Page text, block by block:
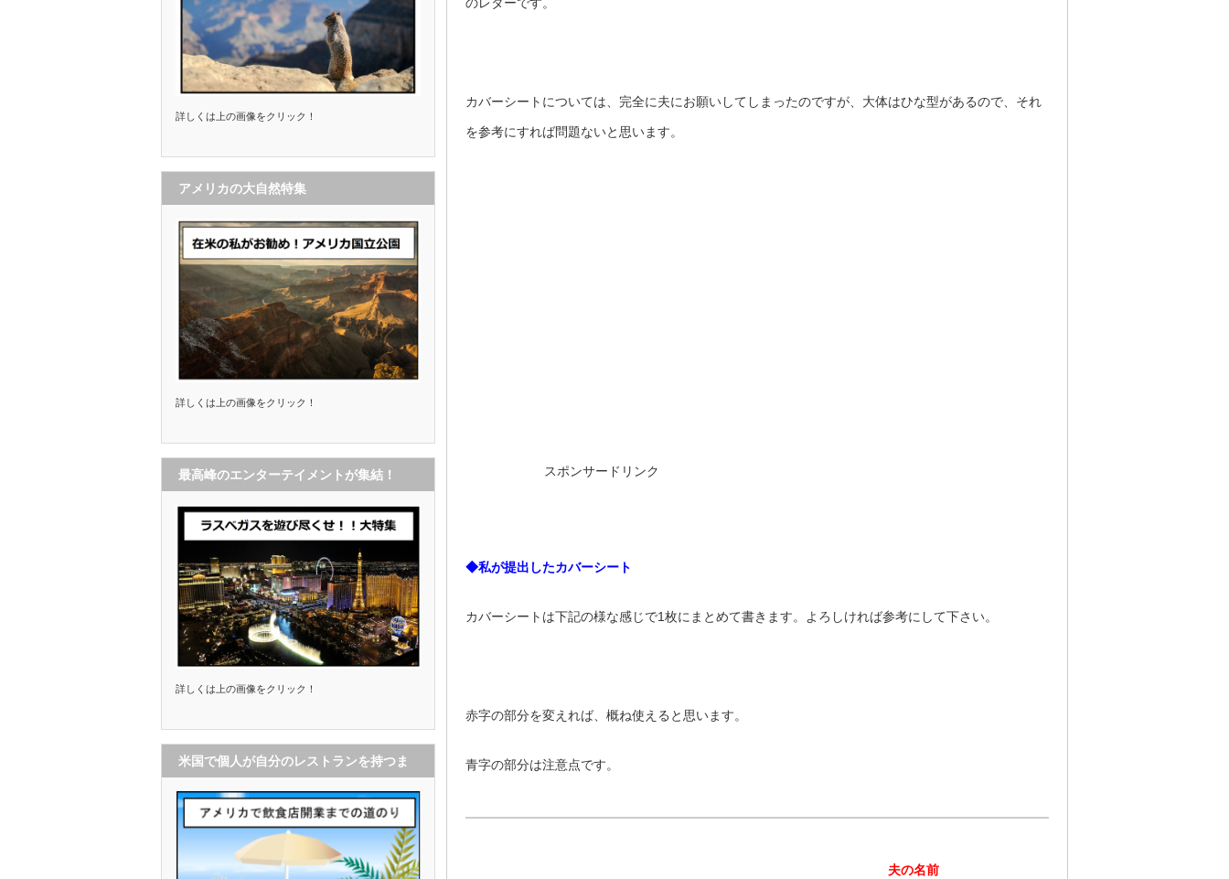
のレターです。
カバーシートについては、完全に夫にお願いしてしまったのですが、大体はひな型があるので、それ
を参考にすれば問題ないと思います。
スポンサードリンク
◆私が提出したカバーシート
カバーシートは下記の様な感じで1枚にまとめて書きます。よろしければ参考にして下さい。
赤字の部分を変えれば、概ね使えると思います。
青字の部分は注意点です。
夫の名前
詳しくは上の画像をクリック！
アメリカの大自然特集
詳しくは上の画像をクリック！
最高峰のエンターテイメントが集結！
詳しくは上の画像をクリック！
米国で個人が自分のレストランを持つま
で